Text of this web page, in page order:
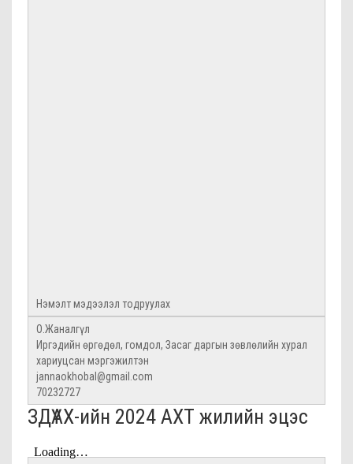
Нэмэлт мэдээлэл тодруулах
О.Жаналгүл
Иргэдийн өргөдөл, гомдол, Засаг даргын зөвлөлийн хурал
хариуцсан мэргэжилтэн
jannaokhobal@gmail.com
70232727
ЗДҮАХ-ийн 2024 АХТ жилийн эцэс